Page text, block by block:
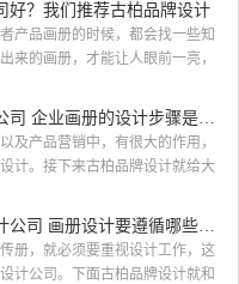
好？我们推荐古柏品牌设计
品画册的时候，都会找一些知
来的画册，才能让人眼前一亮，
画册设计哪家公司好？本地人
州古柏品牌设计有限公司成立
独特的IT精英组成的团队。一直
如何选择画册的设计公司 企业画册的设计步骤是怎样的
产品营销中，有很大的作用，
计。接下来古柏品牌设计就给大
如何选择画册的设计公
以通过设计公司之前的案例来
是否做过类似的行业等等 二，
如何选择简洁画册设计公司 画册设计要遵循哪些原则
，就必须要重视设计工作，这
计公司。下面古柏品牌设计就和